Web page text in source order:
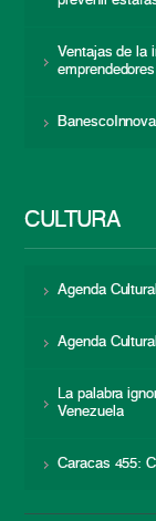
Ventajas de la
emprendedores
CULTURA
Agenda
Agenda
La palabra
Venezuela
Caracas 455: